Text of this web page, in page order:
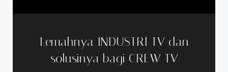
Lemahnya INDUSTRI TV dan
solusinya bagi CREW TV